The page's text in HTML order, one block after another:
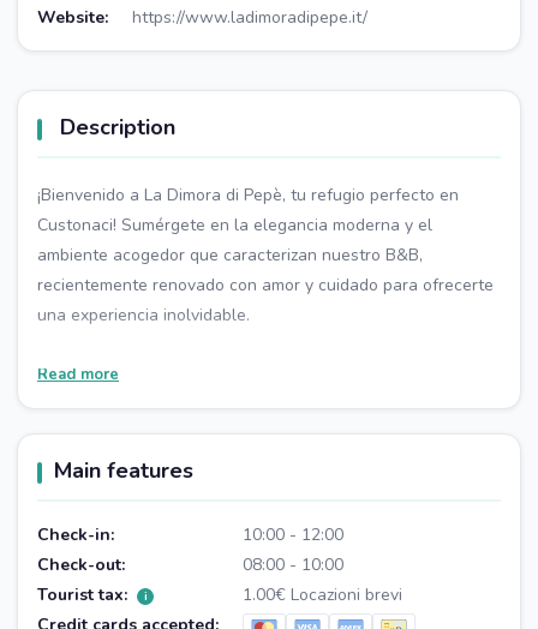
Website:
https://www.ladimoradipepe.it/
Description
¡Bienvenido a La Dimora di Pepè, tu refugio perfecto en
Custonaci! Sumérgete en la elegancia moderna y el
ambiente acogedor que caracterizan nuestro B&B,
recientemente renovado con amor y cuidado para ofrecerte
una experiencia inolvidable.
Giuseppe y su afectuosa familia le recibirán con la calidez
típica de la hospitalidad siciliana, transformando sus
vacaciones en una estancia auténtica y emotiva.
detalle ha sido diseñado para mimarle y brindarle la máxima
relajación. La Dimora di Pepè es el lugar ideal para
desconectar de la rutina diaria, regalándote un merecido
momento de paz rodeado de un ambiente único.
Read more
Main features
Check-in:
10:00 - 12:00
Check-out:
08:00 - 10:00
Tourist tax:
i
1.00€ Locazioni brevi